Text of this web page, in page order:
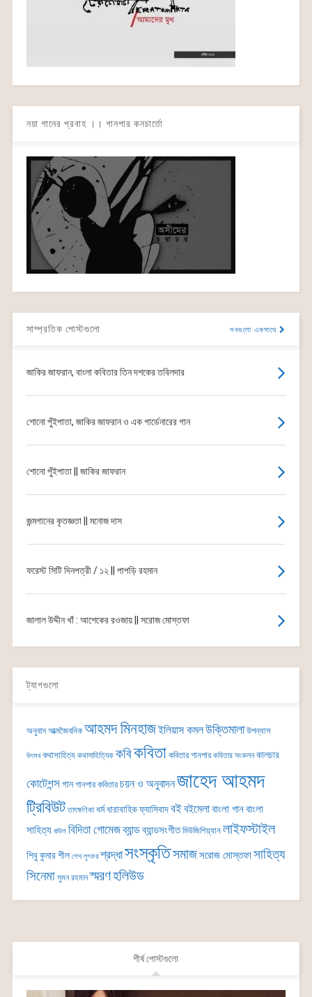
নয়া গানের প্রবাহ ।। গানপার কনচার্তো
সাম্প্রতিক পোস্টগুলো সবগুলো একসাথে
জাকির জাফরান, বাংলা কবিতার তিন দশকের তবিলদার
শোনো পুঁইপাতা, জাকির জাফরান ও এক গার্ডেনারের গান
শোনো পুঁইপাতা || জাকির জাফরান
জন্মগানের কৃতজ্ঞতা || মনোজ দাস
ফরেস্ট সিটি দিনপত্রী / ১২ || পাপড়ি রহমান
জালাল উদ্দীন খাঁ : আশেকের রওজায় || সরোজ মোস্তফা
ট্যাগগুলো
অনুবাদ আত্মজৈবনিক আহমদ মিনহাজইলিয়াস কমলউক্তিমালা উপন্যাস
উৎসব কথাসাহিত্য কথাসাহিত্যিক কবিকবিতা কবিতার গানপার কবিতার সংকলন কালচার
কোটেশন্সগান গানপার কবিতার চয়ন ও অনুবাদনজাহেদ আহমদ
ট্রিবিউট তাৎক্ষণিকা ধর্ম ধারাবাহিকফ্যাসিবাদবইবইমেলাবাংলা গানবাংলা
সাহিত্য বাউল বিদিতা গোমেজব্যান্ডব্যান্ডসংগীত মিউজিশিয়্যান লাইফস্টাইল
শিবু কুমার শীল শেখ লুৎফর শ্রদ্ধাসংস্কৃতিসমাজসরোজ মোস্তফাসাহিত্য
সিনেমা সুমন রহমান স্মরণহলিউড
শীর্ষ পোস্টগুলো